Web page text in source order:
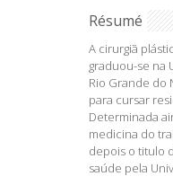
Résumé
A cirurgiã
graduou-se na
Rio Grande do
para cursar
Determinada
medicina do
depois o titulo
saúde pela